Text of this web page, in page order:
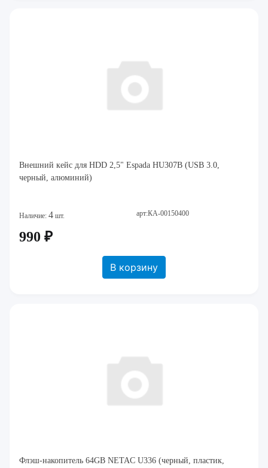
Внешний кейс для HDD 2,5" Espada HU307B (USB 3.0,
черный, алюминий)
Наличие: 4 шт. арт:КА-00150400
990 ₽
В корзину
Флэш-накопитель 64GB NETAC U336 (черный, пластик,